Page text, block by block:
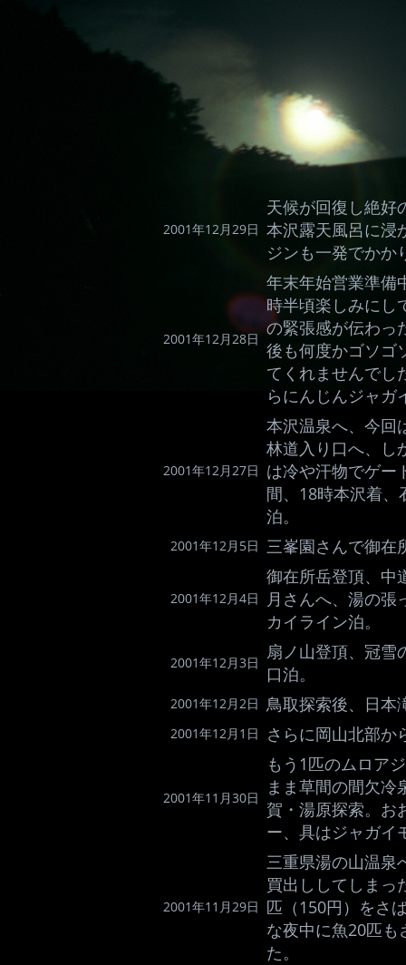
2001年12月29日
天候が回復し絶好
本沢露天風呂に浸
ジンも一発でかか
2001年12月28日
年末年始営業準備
時半頃楽しみにし
の緊張感が伝わっ
後も何度かゴソゴ
てくれませんでし
らにんじんジャガ
2001年12月27日
本沢温泉へ、今回
林道入り口へ、し
は冷や汗物でゲー
間、18時本沢着
泊。
2001年12月5日 三峯園さんで御在
2001年12月4日
御在所岳登頂、中
月さんへ、湯の張
カイライン泊。
2001年12月3日
扇ノ山登頂、冠雪
口泊。
2001年12月2日 鳥取探索後、日本
2001年12月1日 さらに岡山北部か
2001年11月30日
もう1匹のムロア
まま草間の間欠冷
賀・湯原探索。お
ー、具はジャガイ
2001年11月29日
三重県湯の山温泉
買出ししてしまっ
匹（150円）をさ
な夜中に魚20匹
た。